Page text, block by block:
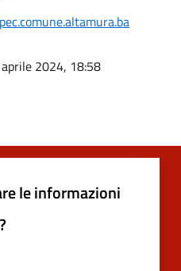
2024, 18:58
le informazioni